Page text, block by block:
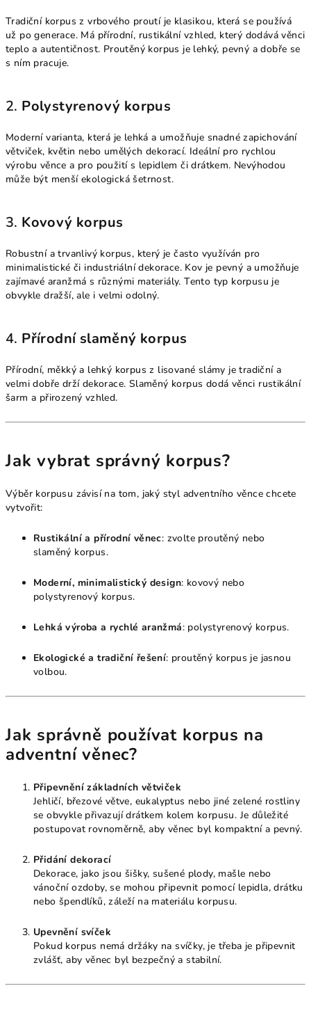
Tradiční korpus z vrbového proutí je klasikou, která se používá
už po generace. Má přírodní, rustikální vzhled, který dodává věnci
teplo a autentičnost. Proutěný korpus je lehký, pevný a dobře se
s ním pracuje.
2. Polystyrenový korpus
Moderní varianta, která je lehká a umožňuje snadné zapichování
větviček, květin nebo umělých dekorací. Ideální pro rychlou
výrobu věnce a pro použití s lepidlem či drátkem. Nevýhodou
může být menší ekologická šetrnost.
3. Kovový korpus
Robustní a trvanlivý korpus, který je často využíván pro
minimalistické či industriální dekorace. Kov je pevný a umožňuje
zajímavé aranžmá s různými materiály. Tento typ korpusu je
obvykle dražší, ale i velmi odolný.
4. Přírodní slaměný korpus
Přírodní, měkký a lehký korpus z lisované slámy je tradiční a
velmi dobře drží dekorace. Slaměný korpus dodá věnci rustikální
šarm a přirozený vzhled.
Jak vybrat správný korpus?
Výběr korpusu závisí na tom, jaký styl adventního věnce chcete
vytvořit:
Rustikální a přírodní věnec: zvolte proutěný nebo
slaměný korpus.
Moderní, minimalistický design: kovový nebo
polystyrenový korpus.
Lehká výroba a rychlé aranžmá: polystyrenový korpus.
Ekologické a tradiční řešení: proutěný korpus je jasnou
volbou.
Jak správně používat korpus na
adventní věnec?
Připevnění základních větviček
Jehličí, březové větve, eukalyptus nebo jiné zelené rostliny
se obvykle přivazují drátkem kolem korpusu. Je důležité
postupovat rovnoměrně, aby věnec byl kompaktní a pevný.
Přidání dekorací
Dekorace, jako jsou šišky, sušené plody, mašle nebo
vánoční ozdoby, se mohou připevnit pomocí lepidla, drátku
nebo špendlíků, záleží na materiálu korpusu.
Upevnění svíček
Pokud korpus nemá držáky na svíčky, je třeba je připevnit
zvlášť, aby věnec byl bezpečný a stabilní.